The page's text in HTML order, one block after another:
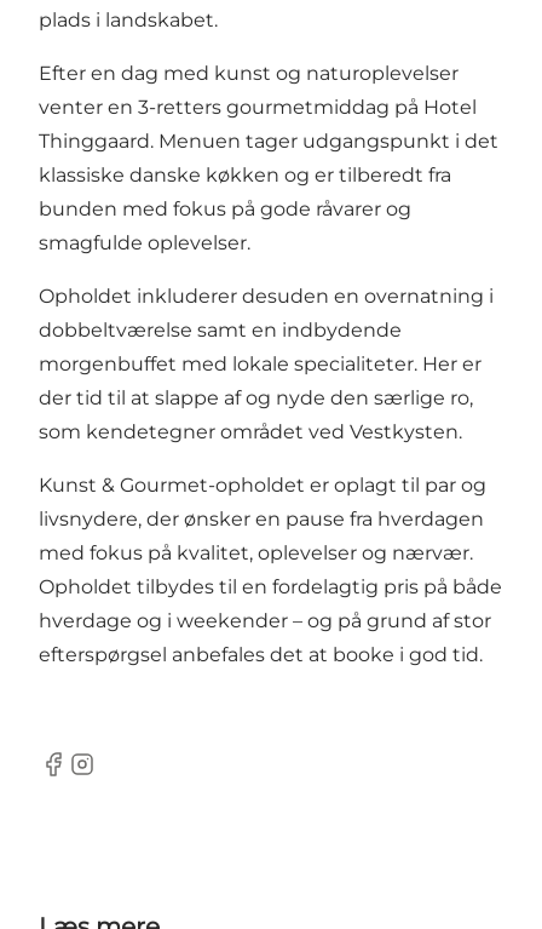
plads i landskabet.
Efter en dag med kunst og naturoplevelser
venter en 3-retters gourmetmiddag på Hotel
Thinggaard. Menuen tager udgangspunkt i det
klassiske danske køkken og er tilberedt fra
bunden med fokus på gode råvarer og
smagfulde oplevelser.
Opholdet inkluderer desuden en overnatning i
dobbeltværelse samt en indbydende
morgenbuffet med lokale specialiteter. Her er
der tid til at slappe af og nyde den særlige ro,
som kendetegner området ved Vestkysten.
Kunst & Gourmet-opholdet er oplagt til par og
livsnydere, der ønsker en pause fra hverdagen
med fokus på kvalitet, oplevelser og nærvær.
Opholdet tilbydes til en fordelagtig pris på både
hverdage og i weekender – og på grund af stor
efterspørgsel anbefales det at booke i god tid.
Facebook
Instagram